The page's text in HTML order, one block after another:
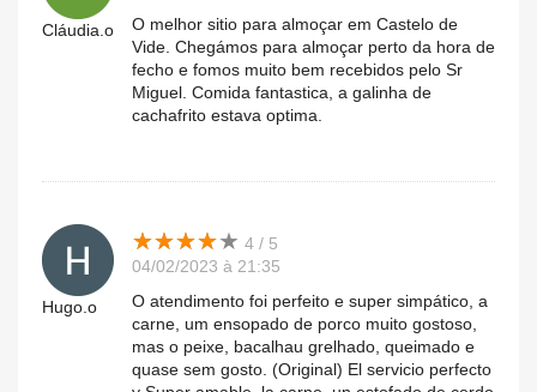
Cláudia.o
O melhor sitio para almoçar em Castelo de
Vide. Chegámos para almoçar perto da hora de
fecho e fomos muito bem recebidos pelo Sr
Miguel. Comida fantastica, a galinha de
cachafrito estava optima.
Hugo.o
★★★★★
★★★★★ 4 / 5
04/02/2023 à 21:35
O atendimento foi perfeito e super simpático, a
carne, um ensopado de porco muito gostoso,
mas o peixe, bacalhau grelhado, queimado e
quase sem gosto. (Original) El servicio perfecto